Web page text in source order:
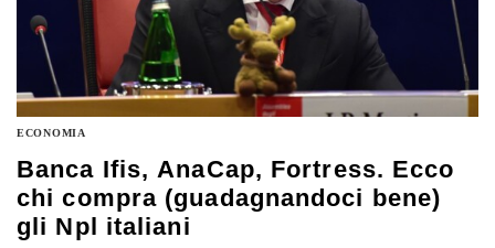
ECONOMIA
Banca Ifis, AnaCap, Fortress. Ecco
chi compra (guadagnandoci bene)
gli Npl italiani